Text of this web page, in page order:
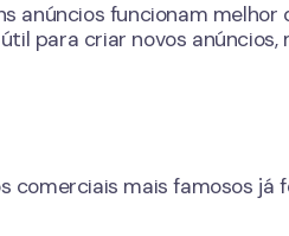
anúncios funcionam melhor
para criar novos anúncios,
comerciais mais famosos já